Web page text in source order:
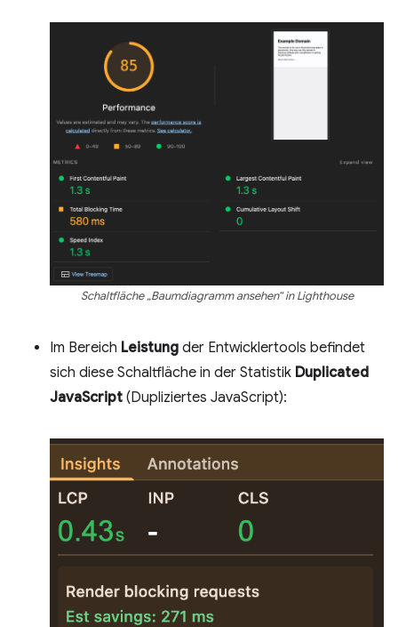
Schaltfläche „Baumdiagramm ansehen“ in Lighthouse
Im Bereich Leistung der Entwicklertools befindet
sich diese Schaltfläche in der Statistik Duplicated
JavaScript (Dupliziertes JavaScript):